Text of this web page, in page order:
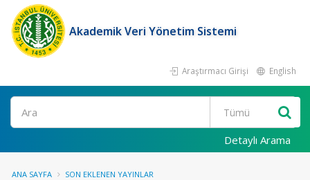
Akademik Veri Yönetim Sistemi
Araştırmacı Girişi English
Ara
Detaylı Arama
ANA SAYFA SON EKLENEN YAYINLAR